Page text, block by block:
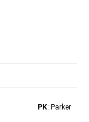
PK: Parker